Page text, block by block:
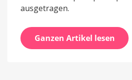
ausgetragen.
Ganzen Artikel lesen